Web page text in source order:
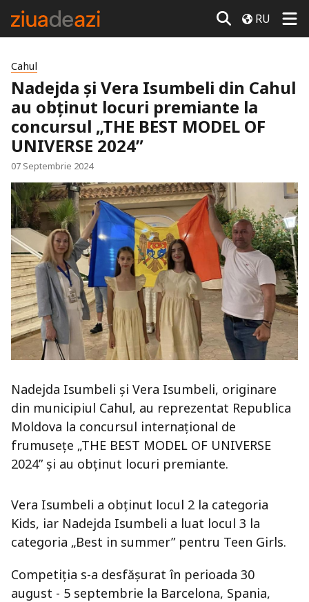
RU
Cahul
Nadejda și Vera Isumbeli din Cahul
au obținut locuri premiante la
concursul „THE BEST MODEL OF
UNIVERSE 2024”
07 Septembrie 2024
Nadejda Isumbeli și Vera Isumbeli, originare
din municipiul Cahul, au reprezentat Republica
Moldova la concursul internațional de
frumusețe „THE BEST MODEL OF UNIVERSE
2024” și au obținut locuri premiante.
Vera Isumbeli a obținut locul 2 la categoria
Kids, iar Nadejda Isumbeli a luat locul 3 la
categoria „Best in summer” pentru Teen Girls.
Competiția s-a desfășurat în perioada 30
august - 5 septembrie la Barcelona, Spania,